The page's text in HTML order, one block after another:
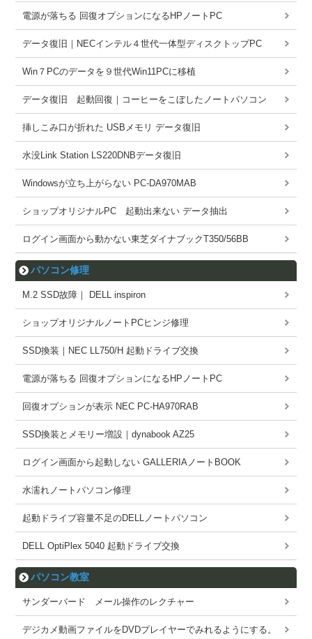
電源が落ちる 回復オプションになるHPノートPC
データ復旧｜NECインテル４世代一体型ディスクトップPC
Win７PCのデータを９世代Win11PCに移植
データ復旧 起動回復｜コーヒーをこぼしたノートパソコン
挿しこみ口が折れた USBメモリ データ復旧
水没Link Station LS220DNBデータ復旧
Windowsが立ち上がらない PC-DA970MAB
ショップオリジナルPC 起動出来ない データ抽出
ログイン画面から動かない東芝ダイナブックT350/56BB
パソコン修理
M.2 SSD故障｜ DELL inspiron
ショップオリジナルノートPCヒンジ修理
SSD換装｜NEC LL750/H 起動ドライブ交換
電源が落ちる 回復オプションになるHPノートPC
回復オプションが表示 NEC PC-HA970RAB
SSD換装とメモリー増設｜dynabook AZ25
ログイン画面から起動しない GALLERIAノートBOOK
水濡れノートパソコン修理
起動ドライブ容量不足のDELLノートパソコン
DELL OptiPlex 5040 起動ドライブ交換
パソコン教室
サンダーバード メール操作のレクチャー
デジカメ動画ファイルをDVDプレイヤーでみれるようにする。